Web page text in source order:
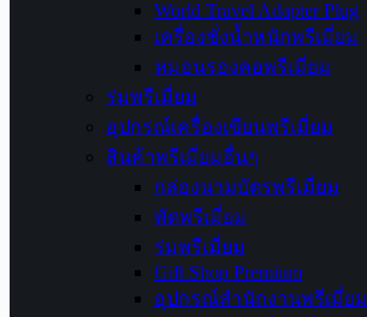
World Travel Adapter Plug
เครื่องชั่งน้ำหนักพรีเมี่ยม
หมอนรองคอพรีเมี่ยม
ร่มพรีเมี่ยม
อุปกรณ์เครื่องเขียนพรีเมี่ยม
สินค้าพรีเมี่ยมอื่นๆ
กล่องนามบัตรพรีเมี่ยม
พัดพรีเมี่ยม
ร่มพรีเมี่ยม
Gift Shop Premium
อุปกรณ์สำนักงานพรีเมี่ยม